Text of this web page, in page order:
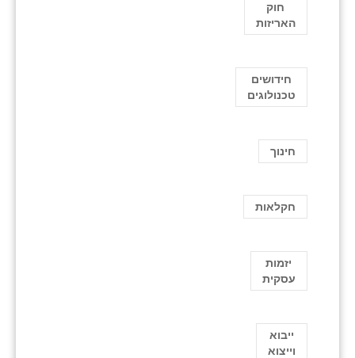
חוק
האריזות
חידושים
טכנולוגים
חינוך
חקלאות
יזמות
עסקית
ייבוא
וייצוא